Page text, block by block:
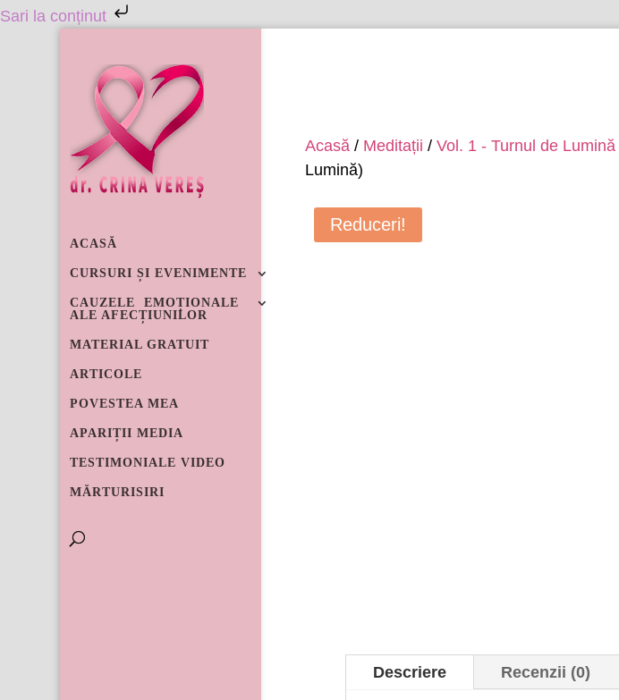
Sari la conținut
ACASĂ
CURSURI ȘI EVENIMENTE
CAUZELE EMOȚIONALE
ALE AFECȚIUNILOR
MATERIAL GRATUIT
ARTICOLE
POVESTEA MEA
APARIȚII MEDIA
TESTIMONIALE VIDEO
MĂRTURISIRI
Acasă / Meditații /Vol. 1 - Turnul de Lumină
Lumină)
Reduceri!
Descriere Recenzii (0)